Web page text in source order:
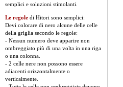
semplici e soluzioni stimolanti.
Le regole di Hitori sono semplici:
Devi colorare di nero alcune delle celle
della griglia secondo le regole:
- Nessun numero deve apparire non
ombreggiato più di una volta in una riga
o una colonna.
- 2 celle nere non possono essere
adiacenti orizzontalmente o
verticalmente.